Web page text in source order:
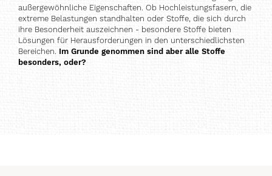
außergewöhnliche Eigenschaften. Ob Hochleistungsfasern, die
extreme Belastungen standhalten oder Stoffe, die sich durch
ihre Besonderheit auszeichnen - besondere Stoffe bieten
Lösungen für Herausforderungen in den unterschiedlichsten
Bereichen. Im Grunde genommen sind aber alle Stoffe
besonders, oder?